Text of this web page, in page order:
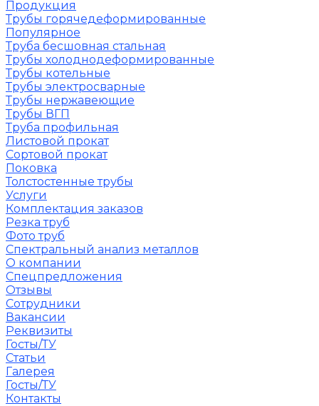
Продукция
Трубы горячедеформированные
Популярное
Труба бесшовная стальная
Трубы холоднодеформированные
Трубы котельные
Трубы электросварные
Трубы нержавеющие
Трубы ВГП
Труба профильная
Листовой прокат
Сортовой прокат
Поковка
Толстостенные трубы
Услуги
Комплектация заказов
Резка труб
Фото труб
Спектральный анализ металлов
О компании
Спецпредложения
Отзывы
Сотрудники
Вакансии
Реквизиты
Госты/ТУ
Статьи
Галерея
Госты/ТУ
Контакты